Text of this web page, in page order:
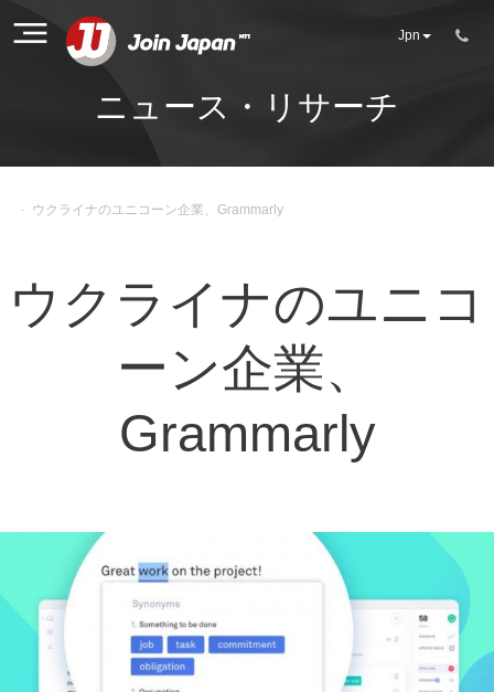
Jpn
ニュース・リサーチ
- ウクライナのユニコーン企業、Grammarly
ウクライナのユニコ
ーン企業、
Grammarly